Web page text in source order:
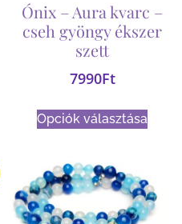
Ónix – Aura kvarc –
cseh gyöngy ékszer
szett
7990Ft
Opciók választása